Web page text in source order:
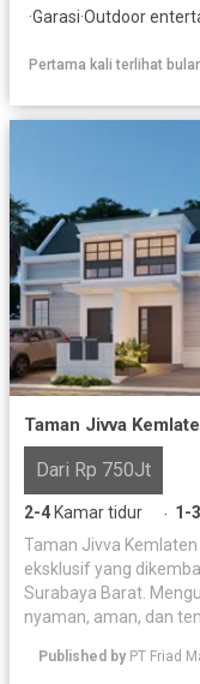
·Garasi·Outdoor
Pertama kali terlihat
Taman Jivva
Dari Rp 750Jt
2-4 Kamar tidur · 1-3
Taman Jivva
eksklusif yang
Surabaya Barat.
nyaman, aman, dan
pesat sehingga
Published by PT Friad